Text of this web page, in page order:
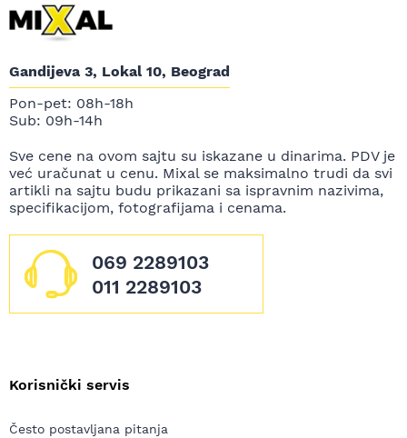
Gandijeva 3, Lokal 10, Beograd
Pon-pet: 08h-18h
Sub: 09h-14h
Sve cene na ovom sajtu su iskazane u dinarima. PDV je
već uračunat u cenu. Mixal se maksimalno trudi da svi
artikli na sajtu budu prikazani sa ispravnim nazivima,
specifikacijom, fotografijama i cenama.
069 2289103
011 2289103
Korisnički servis
Često postavljana pitanja